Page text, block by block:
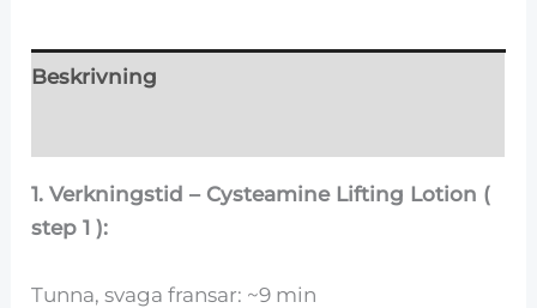
Beskrivning
1. Verkningstid – Cysteamine Lifting Lotion (
step 1 ):
Tunna, svaga fransar: ~9 min